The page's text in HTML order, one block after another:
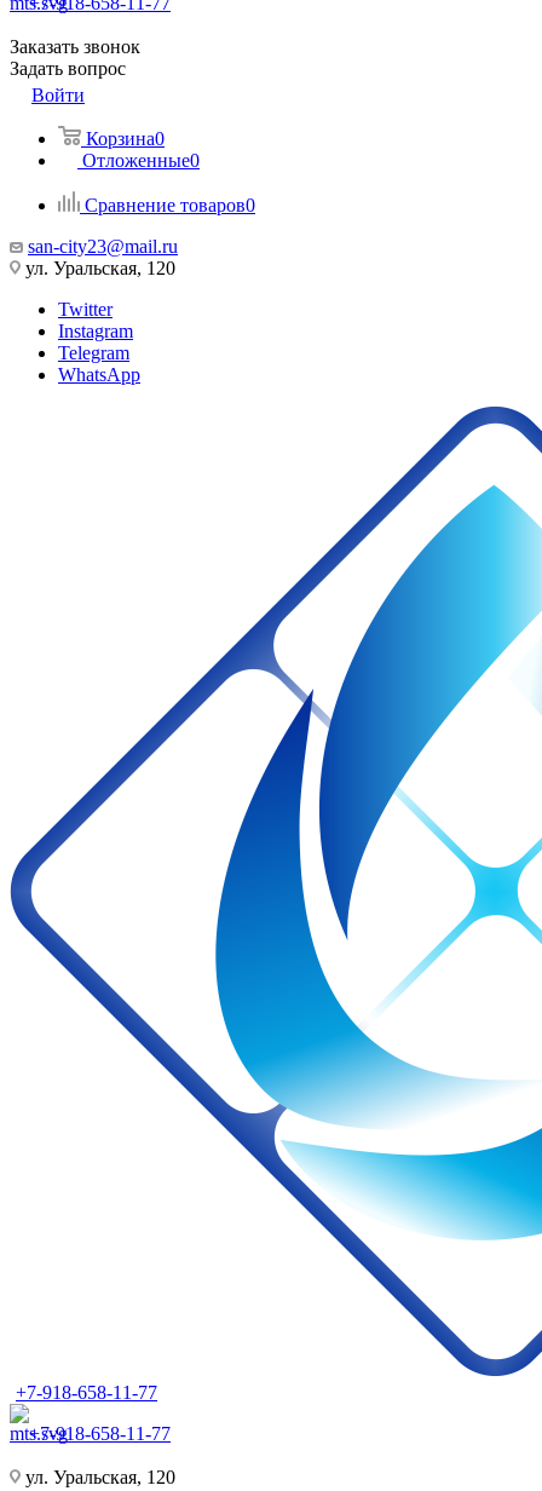
Заказать звонок
Задать вопрос
Войти
Корзина0
Отложенные0
Сравнение товаров0
san-city23@mail.ru
ул. Уральская, 120
Twitter
Instagram
Telegram
WhatsApp
+7-918-658-11-77
+7-918-658-11-77
ул. Уральская, 120